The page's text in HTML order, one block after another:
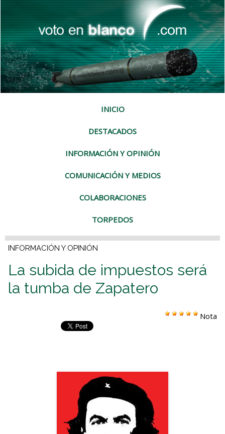
INICIO
DESTACADOS
INFORMACIÓN Y OPINIÓN
COMUNICACIÓN Y MEDIOS
COLABORACIONES
TORPEDOS
INFORMACIÓN Y OPINIÓN
La subida de impuestos será
la tumba de Zapatero
Nota